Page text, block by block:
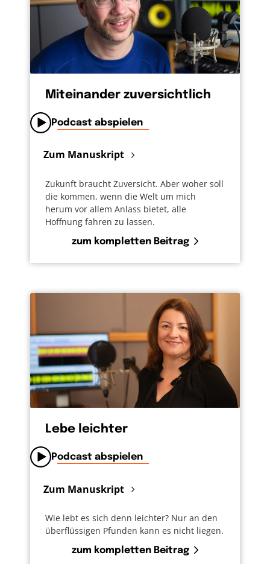
Miteinander zuversichtlich
Podcast abspielen
Zum Manuskript
Zukunft braucht Zuversicht. Aber woher soll
die kommen, wenn die Welt um mich
herum vor allem Anlass bietet, alle
Hoffnung fahren zu lassen.
zum kompletten Beitrag
Lebe leichter
Podcast abspielen
Zum Manuskript
Wie lebt es sich denn leichter? Nur an den
überflüssigen Pfunden kann es nicht liegen.
zum kompletten Beitrag